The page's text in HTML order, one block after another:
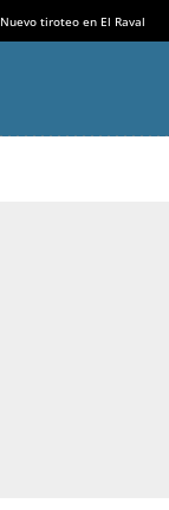
Nuevo tiroteo en El Raval